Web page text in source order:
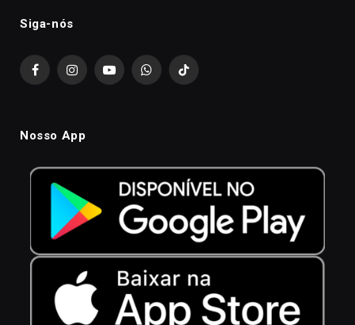
Siga-nós
FacebookInstagramYouTubeWhatsAppTikTok
Nosso App